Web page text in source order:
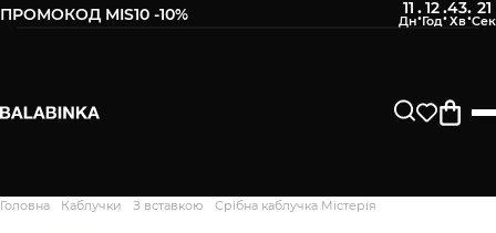
ПРОМОКОД MIS10 -10% 11 :12:43: 20
Головна Каблучки З вставкою Срібна каблучка Містерія
Дякуємо. Ваш відгук
відправлено СМС про наявність в нашому магазині